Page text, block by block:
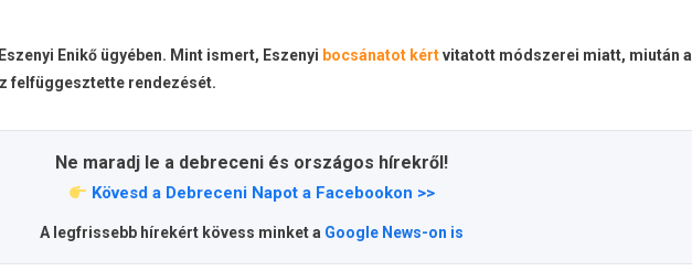
Enikő ügyében. Mint ismert, Eszenyi bocsánatot kértvitatott módszerei miatt, miután a
felfüggesztette rendezését.
Ne maradj le a debreceni és országos hírekről!
Kövesd a Debreceni Napot a Facebookon >>
A legfrissebb hírekért kövess minket a Google News-on is